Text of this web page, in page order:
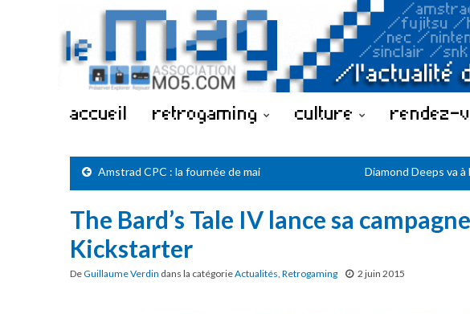
accueil retrogaming culture rendez-
Amstrad CPC : la fournée de mai Diamond Deeps va à
The Bard’s Tale IV lance sa campagne
Kickstarter
DeGuillaume Verdin dans la catégorieActualités, Retrogaming 2 juin 2015